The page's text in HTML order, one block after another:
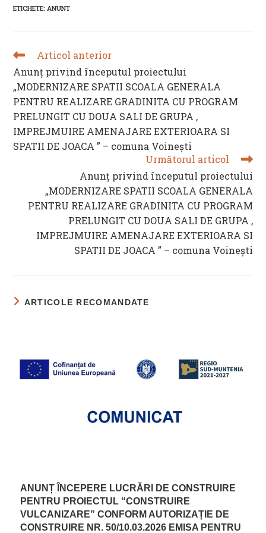
ETICHETE:ANUNT
READ
ARTICLES
Articol anterior
Anunț privind începutul proiectului
„MODERNIZARE SPATII SCOALA GENERALA
PENTRU REALIZARE GRADINITA CU PROGRAM
PRELUNGIT CU DOUA SALI DE GRUPA ,
IMPREJMUIRE AMENAJARE EXTERIOARA SI
SPATII DE JOACA ” – comuna Voinești
Următorul articol
Anunț privind începutul proiectului
„MODERNIZARE SPATII SCOALA GENERALA
PENTRU REALIZARE GRADINITA CU PROGRAM
PRELUNGIT CU DOUA SALI DE GRUPA ,
IMPREJMUIRE AMENAJARE EXTERIOARA SI
SPATII DE JOACA ” – comuna Voinești
ARTICOLE RECOMANDATE
ANUNȚ ÎNCEPERE LUCRĂRI DE CONSTRUIRE
PENTRU PROIECTUL “CONSTRUIRE
VULCANIZARE” CONFORM AUTORIZAȚIE DE
CONSTRUIRE NR. 50/10.03.2026 EMISA PENTRU